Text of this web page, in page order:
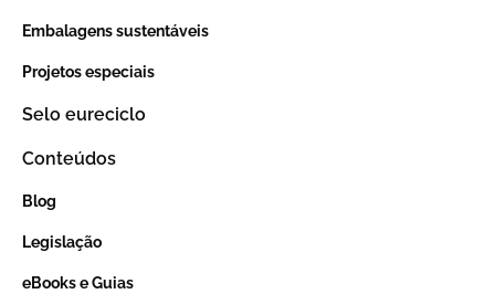
Embalagens sustentáveis
Projetos especiais
Selo eureciclo
Conteúdos
Blog
Legislação
eBooks e Guias